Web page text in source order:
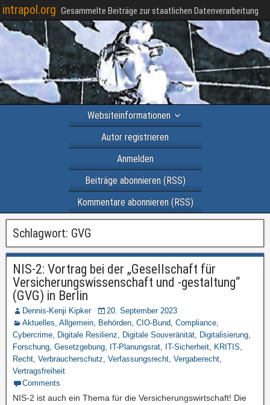
intrapol.org Gesammelte Beiträge zur staatlichen Datenverarbeitung
Websiteinformationen
Autor registrieren
Anmelden
Beiträge abonnieren (RSS)
Kommentare abonnieren (RSS)
Schlagwort: GVG
NIS-2: Vortrag bei der „Gesellschaft für
Versicherungswissenschaft und -gestaltung“
(GVG) in Berlin
Dennis-Kenji Kipker
20. September 2023
Aktuelles, Allgemein, Behörden, CIO-Bund, Compliance,
Cybercrime, Digitale Resilienz, Digitale Souveränität, Digitalisierung,
Forschung, Gesetzgebung, IT-Planungsrat, IT-Sicherheit, KRITIS,
Recht, Verbraucherschutz, Verfassungsrecht, Vergaberecht,
Vertragsfreiheit
Comments
NIS-2 ist auch ein Thema für die Versicherungswirtschaft! Die